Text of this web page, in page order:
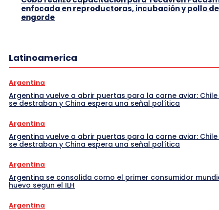
enfocada en reproductoras, incubación y pollo de
engorde
Latinoamerica
Argentina
Argentina vuelve a abrir puertas para la carne aviar: Chile
se destraban y China espera una señal política
Argentina
Argentina vuelve a abrir puertas para la carne aviar: Chile
se destraban y China espera una señal política
Argentina
Argentina se consolida como el primer consumidor
huevo segun el ILH
Argentina